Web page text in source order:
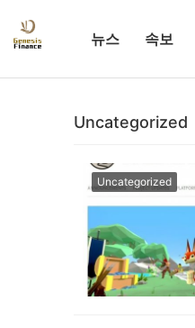
뉴스 속보
Uncategorized
Uncategorized